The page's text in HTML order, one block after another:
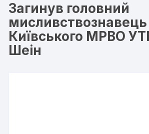
Загинув головний
мисливствознавець
Київського МРВО
Шеін